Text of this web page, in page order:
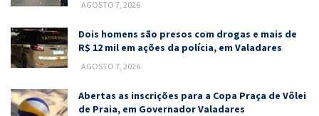
AGOSTO 7, 2026
Dois homens são presos com drogas e mais de
R$ 12 mil em ações da polícia, em Valadares
AGOSTO 7, 2026
Abertas as inscrições para a Copa Praça de Vôlei
de Praia, em Governador Valadares